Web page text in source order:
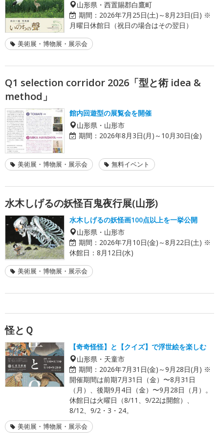
山形県・西置賜郡白鷹町
期間： 2026年7月25日(土)～8月23日(日) ※
月曜日休館日（祝日の場合はその翌日）
美術展・博物展・展示会
Q1 selection corridor 2026「型と術 idea &
method」
館内回遊型の展覧会を開催
山形県・山形市
期間： 2026年8月3日(月)～10月30日(金)
美術展・博物展・展示会 無料イベント
水木しげるの妖怪百鬼夜行展(山形)
水木しげるの妖怪画100点以上を一挙公開
山形県・山形市
期間： 2026年7月10日(金)～8月22日(土) ※
休館日：8月12日(水)
美術展・博物展・展示会
怪とＱ
【奇奇怪怪】と【クイズ】で浮世絵を楽しむ
山形県・天童市
期間： 2026年7月31日(金)～9月28日(月) ※
開催期間は前期7月31日（金）〜8月31日
（月）、後期9月4日（金）〜9月28日（月）。
休館日は火曜日（8/11、9/22は開館）、
8/12、9/2・3・24。
美術展・博物展・展示会